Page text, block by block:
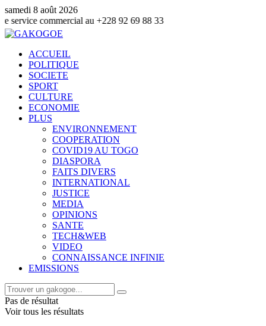
samedi 8 août 2026
au +228 92 69 88 33
ACCUEIL
POLITIQUE
SOCIETE
SPORT
CULTURE
ECONOMIE
PLUS
ENVIRONNEMENT
COOPERATION
COVID19 AU TOGO
DIASPORA
FAITS DIVERS
INTERNATIONAL
JUSTICE
MEDIA
OPINIONS
SANTE
TECH&WEB
VIDEO
CONNAISSANCE INFINIE
EMISSIONS
Pas de résultat
Voir tous les résultats